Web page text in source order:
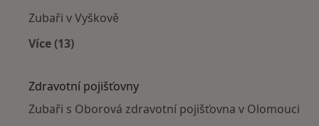
Zubaři v Vyškově
Více (13)
Zdravotní pojišťovny
Zubaři s Oborová zdravotní pojišťovna v Olomouci